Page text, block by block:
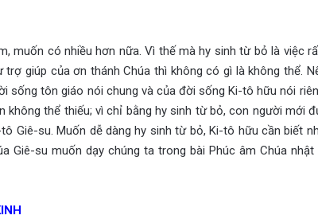
muốn có nhiều hơn nữa. Vì thế mà hy sinh từ bỏ là việc
giúp của ơn thánh Chúa thì không có gì là không thể.
sống tôn giáo nói chung và của đời sống Ki-tô hữu nói
không thể thiếu; vì chỉ bằng hy sinh từ bỏ, con người mới
Giê-su. Muốn dễ dàng hy sinh từ bỏ, Ki-tô hữu cần biết
Giê-su muốn dạy chúng ta trong bài Phúc âm Chúa nhật